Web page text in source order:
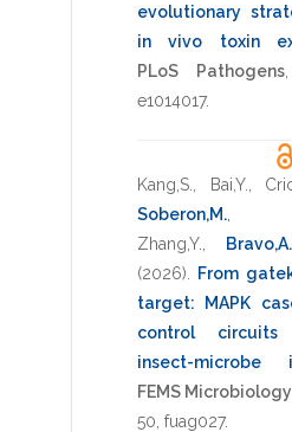
evolutionary
in vivo toxin
PLoS Pathogens
e1014017.
Kang,S. Bai,Y.
Soberon,M.
Zhang,Y.
Bravo,A.
(2026)
From
target: MAPK
control
insect-microbe
FEMS
50 fuag027.